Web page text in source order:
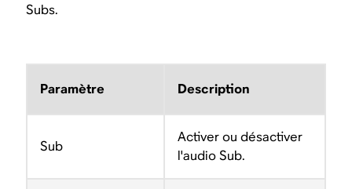
Subs.
Paramètre Description
Sub
Activer ou désactiver
l'audio Sub.